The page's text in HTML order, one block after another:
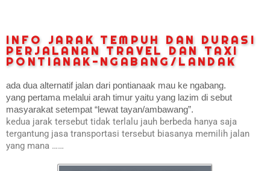
INFO JARAK TEMPUH DAN DURASI
PERJALANAN TRAVEL DAN TAXI
PONTIANAK-NGABANG/LANDAK
ada dua alternatif jalan dari pontianaak mau ke ngabang.
yang pertama melalui arah timur yaitu yang lazim di sebut
masyarakat setempat “lewat tayan/ambawang”.
kedua jarak tersebut tidak terlalu jauh berbeda hanya saja
tergantung jasa transportasi tersebut biasanya memilih jalan
yang mana ……